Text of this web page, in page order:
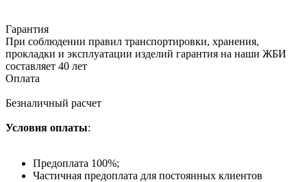
Гарантия
При соблюдении правил транспортировки, хранения,
прокладки и эксплуатации изделий гарантия на наши ЖБИ
составляет 40 лет
Оплата
Безналичный расчет
Условия оплаты:
Предоплата 100%;
Частичная предоплата для постоянных клиентов